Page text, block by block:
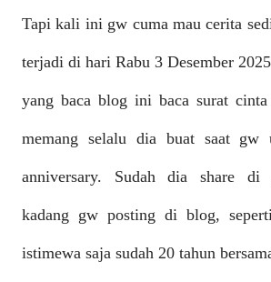
Tapi kali ini gw cuma mau cerita
terjadi di hari Rabu 3 Desember
yang baca blog ini baca surat
memang selalu dia buat saat gw
anniversary. Sudah dia share di
kadang gw posting di blog,
istimewa saja sudah 20 tahun